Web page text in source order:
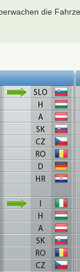
die